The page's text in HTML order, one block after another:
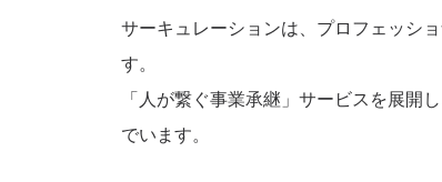
サーキュレーションは、プロフェッシ
す。
「人が繋ぐ事業承継」サービスを展開
でいます。